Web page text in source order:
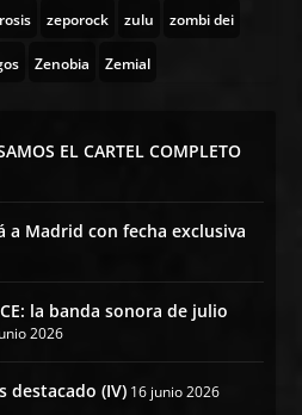
zeporock zulu zombi dei
Zenobia Zemial
EL CARTEL COMPLETO
a Madrid con fecha exclusiva
la banda sonora de julio
2026
destacado (IV) 16 junio 2026